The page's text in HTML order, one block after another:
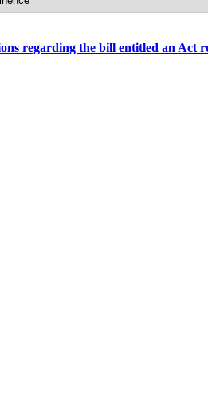
regarding the bill entitled an Act